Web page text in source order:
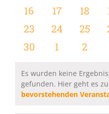
Veranstaltungen
0
Veranstaltungen
16
0
17
0
18
0
Veranstaltungen
23
0
24
0
25
0
30
0
1
0
2
Hinweis
Es wurden keine
gefunden. Hier geht es
bevorstehenden